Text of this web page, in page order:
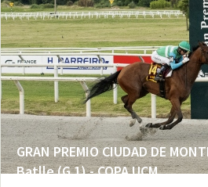
GRAN PREMIO CIUDAD DE
Batlle (G 1) - COPA UCM